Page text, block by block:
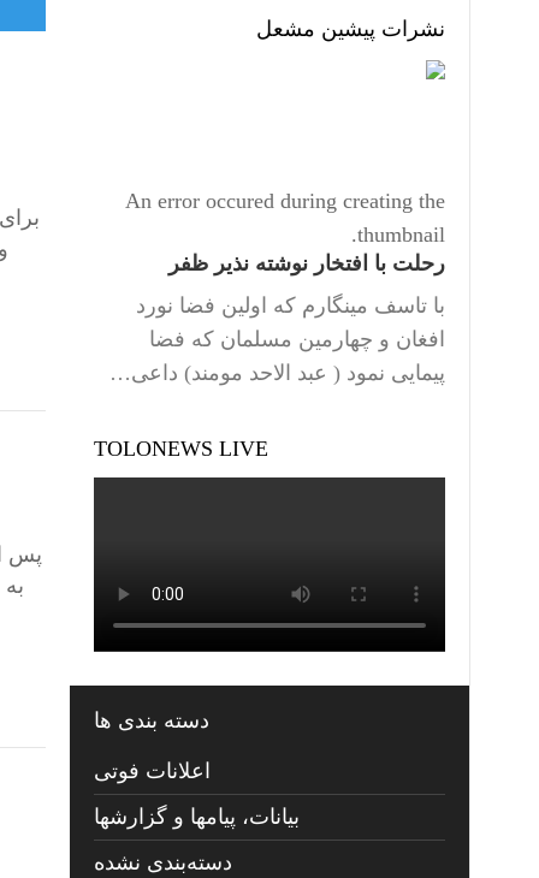
نشرات پیشین مشعل
An error occured during creating the
thumbnail.
رحلت با افتخار نوشته نذیر ظفر
با تاسف مینگارم که اولین فضا نورد
افغان و چهارمین مسلمان که فضا
پیمایی نمود ( عبد الاحد مومند) داعی…
TOLONEWS LIVE
دسته بندی ها
اعلانات فوتی
بیانات، پیامها و گزارشها
دسته‌بندی نشده